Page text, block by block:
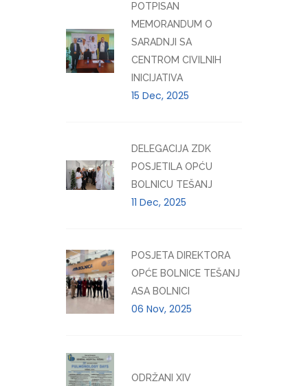
POTPISAN
MEMORANDUM O
SARADNJI SA
CENTROM CIVILNIH
INICIJATIVA
15 Dec, 2025
DELEGACIJA ZDK
POSJETILA OPĆU
BOLNICU TEŠANJ
11 Dec, 2025
POSJETA DIREKTORA
OPĆE BOLNICE TEŠANJ
ASA BOLNICI
06 Nov, 2025
ODRŽANI XIV